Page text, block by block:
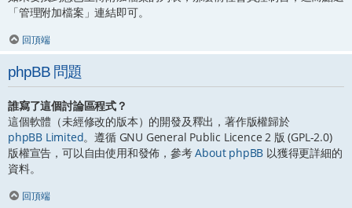
「管理附加檔案」連結即可。
回頂端
phpBB 問題
誰寫了這個討論區程式？
這個軟體（未經修改的版本）的開發及釋出，著作版權歸於
phpBB Limited。遵循 GNU General Public Licence 2 版 (GPL-2.0)
版權宣告，可以自由使用和發佈，參考About phpBB 以獲得更詳細的
資料。
回頂端